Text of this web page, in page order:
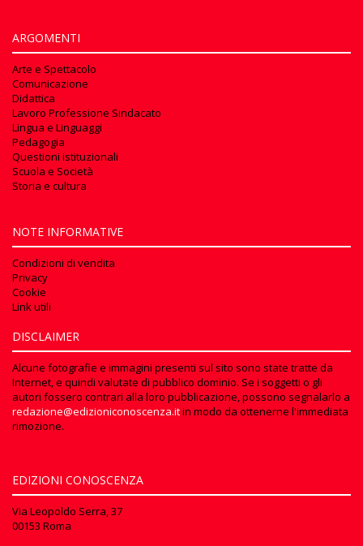
ARGOMENTI
Arte e Spettacolo
Comunicazione
Didattica
Lavoro Professione Sindacato
Lingua e Linguaggi
Pedagogia
Questioni istituzionali
Scuola e Società
Storia e cultura
NOTE INFORMATIVE
Condizioni di vendita
Privacy
Cookie
Link utili
DISCLAIMER
Alcune fotografie e immagini presenti sul sito sono state tratte da
Internet, e quindi valutate di pubblico dominio. Se i soggetti o gli
autori fossero contrari alla loro pubblicazione, possono segnalarlo a
redazione@edizioniconoscenza.itin modo da ottenerne l'immediata
rimozione.
EDIZIONI CONOSCENZA
Via Leopoldo Serra, 37
00153 Roma